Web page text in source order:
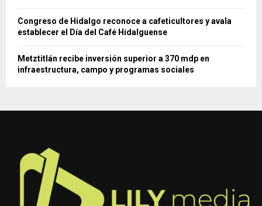
Congreso de Hidalgo reconoce a cafeticultores y avala
establecer el Día del Café Hidalguense
Metztitlán recibe inversión superior a 370 mdp en
infraestructura, campo y programas sociales